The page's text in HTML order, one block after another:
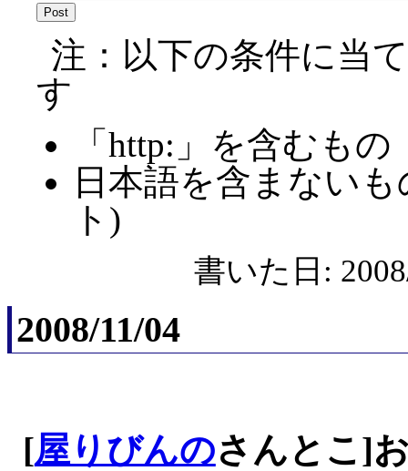
注：以下の条件に当
す
「http:」を含むもの
日本語を含まない
ト)
書いた日:
2008/11/04
[屋りびんのさんとこ]